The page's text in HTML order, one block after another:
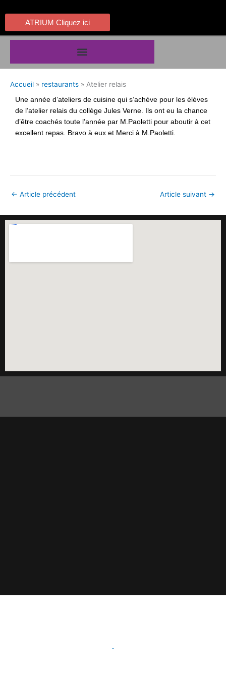
au
contenu
ATRIUM Cliquez ici
Accueil restaurants Atelier relais
Une année d’ateliers de cuisine qui s’achève pour les élèves
de l’atelier relais du collège Jules Verne. Ils ont eu la chance
d’être coachés toute l’année par M.Paoletti pour aboutir à cet
excellent repas. Bravo à eux et Merci à M.Paoletti.
← Article précédent Article suivant →